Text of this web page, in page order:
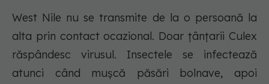
West Nile nu se transmite de la o persoană la
alta prin contact ocazional. Doar țânțarii Culex
răspândesc virusul. Insectele se infectează
atunci când mușcă păsări bolnave, apoi